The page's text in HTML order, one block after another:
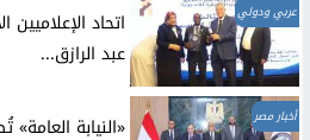
عربي ودولي
اتحاد
عبد الرازق...
أخبار مصر
​«النيابة